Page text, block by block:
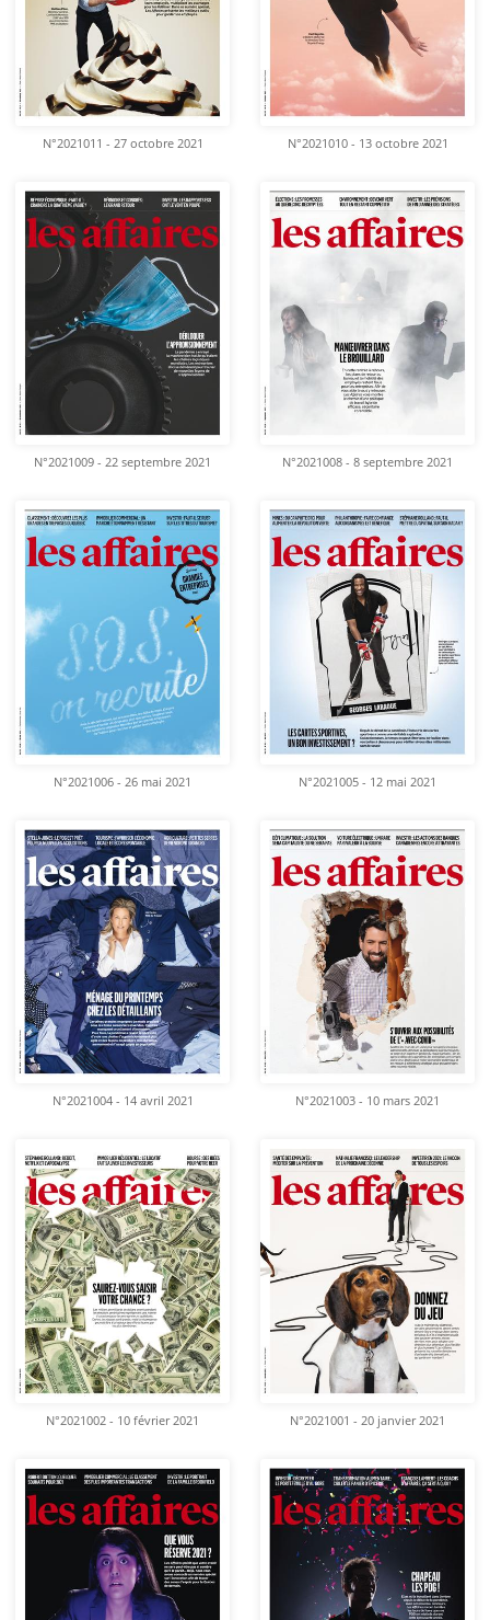
N°2021011 - 27 octobre 2021 N°2021010 - 13 octobre 2021
N°2021009 - 22 septembre 2021 N°2021008 - 8 septembre 2021
N°2021006 - 26 mai 2021 N°2021005 - 12 mai 2021
N°2021004 - 14 avril 2021 N°2021003 - 10 mars 2021
N°2021002 - 10 février 2021 N°2021001 - 20 janvier 2021